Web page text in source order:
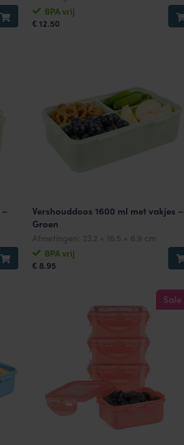
BPA vrij
€ 12.50
Vershouddoos 1600 ml met vakjes –
Groen
Afmetingen: 23.2 × 16.5 × 6.9 cm
BPA vrij
€ 8.95
Sale